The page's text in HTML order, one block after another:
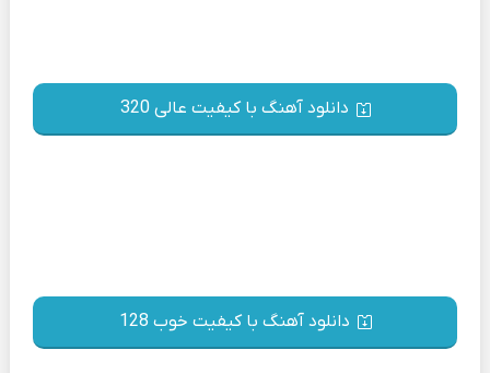
دانلود آهنگ با کیفیت عالی 320
دانلود آهنگ با کیفیت خوب 128